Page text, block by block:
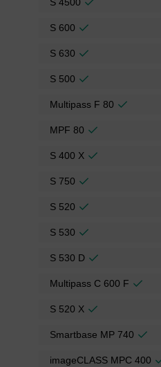
S 600
S 630
S 500
Multipass F 80
MPF 80
S 400 X
S 750
S 520
S 530
S 530 D
Multipass C 600 F
S 520 X
Smartbase MP 740
imageCLASS MPC 400